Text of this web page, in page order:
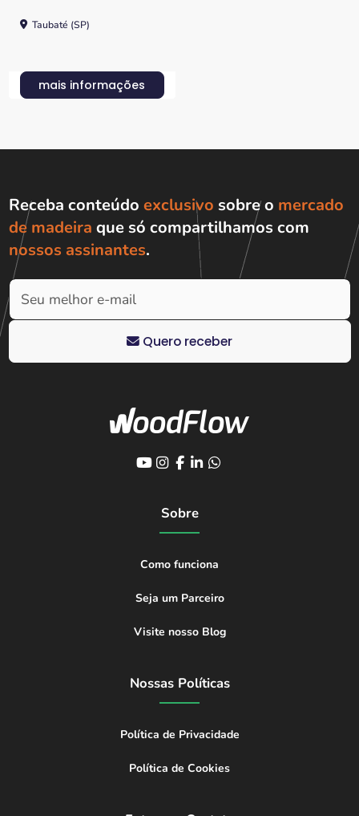
Taubaté (SP)
mais informações
Receba conteúdo exclusivo sobre o mercado
de madeira que só compartilhamos com
nossos assinantes.
Quero receber
Sobre
Como funciona
Seja um Parceiro
Visite nosso Blog
Nossas Políticas
Política de Privacidade
Política de Cookies